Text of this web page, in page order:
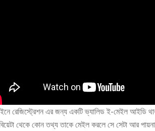
রেজিস্ট্রেশন এর জন্য একটি ভ্যালিড ই-মেইল আইডি
থেকে কোন তথ্য তাকে মেইল করলে সে সেটা আর